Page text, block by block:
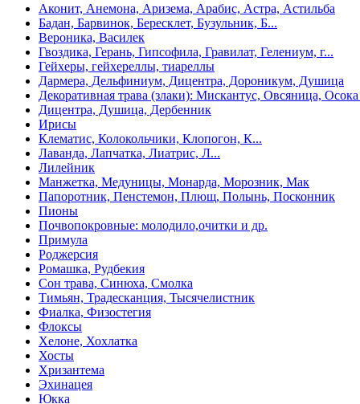
Аконит, Анемона, Аризема, Арабис, Астра, Астильба
Бадан, Барвинок, Бересклет, Бузульник, Б...
Вероника, Василек
Гвоздика, Герань, Гипсофила, Гравилат, Гелениум, г...
Гейхеры, гейхереллы, тиареллы
Дармера, Дельфиниум, Дицентра, Дороникум, Душица
Декоративная трава (злаки): Мискантус, Овсяница,
Дицентра, Душица, Дербенник
Ирисы
Клематис, Колокольчики, Клопогон, К...
Лаванда, Лапчатка, Лиатрис, Л...
Лилейник
Манжетка, Медуницы, Монарда, Морозник, Мак
Папоротник, Пенстемон, Плющ, Полынь, Посконник
Пионы
Почвопокровные: молодило,очитки и др.
Примула
Роджерсия
Ромашка, Рудбекия
Сон трава, Синюха, Смолка
Тимьян, Традесканция, Тысячелистник
Фиалка, Физостегия
Флоксы
Хелоне, Хохлатка
Хосты
Хризантема
Эхинацея
Юкка